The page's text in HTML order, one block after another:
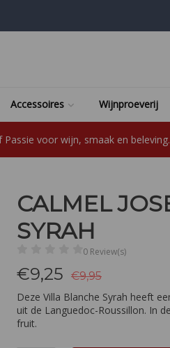
Accessoires Wijnproeverij
voor wijn, smaak en
CALMEL
SYRAH
0 Review(s)
€9,25
€9,95
Deze Villa Blanche Syrah heeft
uit de Languedoc-Roussillon. In
fruit.